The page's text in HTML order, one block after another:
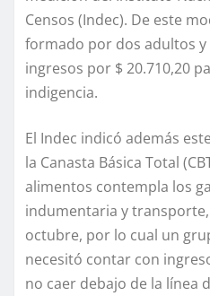
Censos (Indec). De este
formado por dos adultos
ingresos por $ 20.710,20
indigencia.
El Indec indicó además
la Canasta Básica Total
alimentos contempla los
indumentaria y
octubre, por lo cual un
necesitó contar con
no caer debajo de la línea